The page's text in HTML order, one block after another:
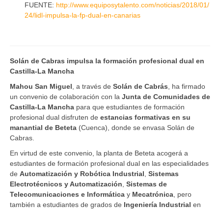
FUENTE: http://www.equiposytalento.com/noticias/2018/01/
24/lidl-impulsa-la-fp-dual-en-canarias
Solán de Cabras impulsa la formación profesional dual en
Castilla-La Mancha
Mahou San Miguel , a través de Solán de Cabrás , ha firmado
un convenio de colaboración con la Junta de Comunidades de
Castilla-La Mancha para que estudiantes de formación
profesional dual disfruten de estancias formativas en su
manantial de Beteta (Cuenca), donde se envasa Solán de
Cabras.
En virtud de este convenio, la planta de Beteta acogerá a
estudiantes de formación profesional dual en las especialidades
de Automatización y Robótica Industrial Sistemas
Electrotécnicos y Automatización Sistemas de
Telecomunicaciones e Informática y Mecatrónica , pero
también a estudiantes de grados de Ingeniería Industrial en